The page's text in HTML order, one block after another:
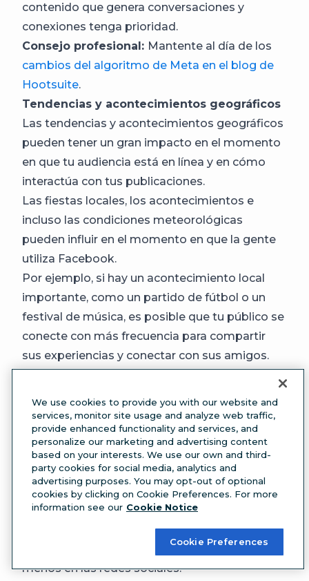
contenido que genera conversaciones y
conexiones tenga prioridad.
Consejo profesional: Mantente al día de los
cambios del algoritmo de Meta en el blog de
Hootsuite.
Tendencias y acontecimientos geográficos
Las tendencias y acontecimientos geográficos
pueden tener un gran impacto en el momento
en que tu audiencia está en línea y en cómo
interactúa con tus publicaciones.
Las fiestas locales, los acontecimientos e
incluso las condiciones meteorológicas
pueden influir en el momento en que la gente
utiliza Facebook.
Por ejemplo, si hay un acontecimiento local
importante, como un partido de fútbol o un
festival de música, es posible que tu público se
conecte con más frecuencia para compartir
sus experiencias y conectar con sus amigos.
pueden ir mejor o peor dependiendo de la hora
del día.
Las vacaciones también pueden desempeñar
un papel importante. Durante las fiestas, la
gente puede estar más activa en Internet
buscando ideas para regalos, ofertas de
compras o recetas navideñas. Por otro lado,
puede que pasen más tiempo con la familia y
menos en las redes sociales.
We use cookies to provide you with our website and
services, monitor site usage and analyze web traffic,
provide enhanced functionality and services, and
personalize our marketing and advertising content
based on your interests. We use our own and third-
party cookies for social media, analytics and
advertising purposes. You may opt-out of optional
cookies by clicking on Cookie Preferences. For more
information see our Cookie Notice
Cookie Preferences